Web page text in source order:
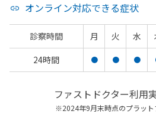
オンライン対応できる症状
診察時間 月 火 水
24時間
● ● ●
ファストドクター利用
※2024年9月末時点のプラット